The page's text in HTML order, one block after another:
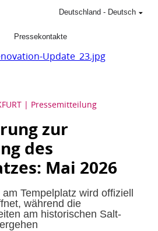
Pressekontakte
Deutschland - Deutsch
Update_23.jpg
Pressemitteilung
zur
des
Mai 2026
Tempelplatz wird offiziell
während die
am historischen Salt-